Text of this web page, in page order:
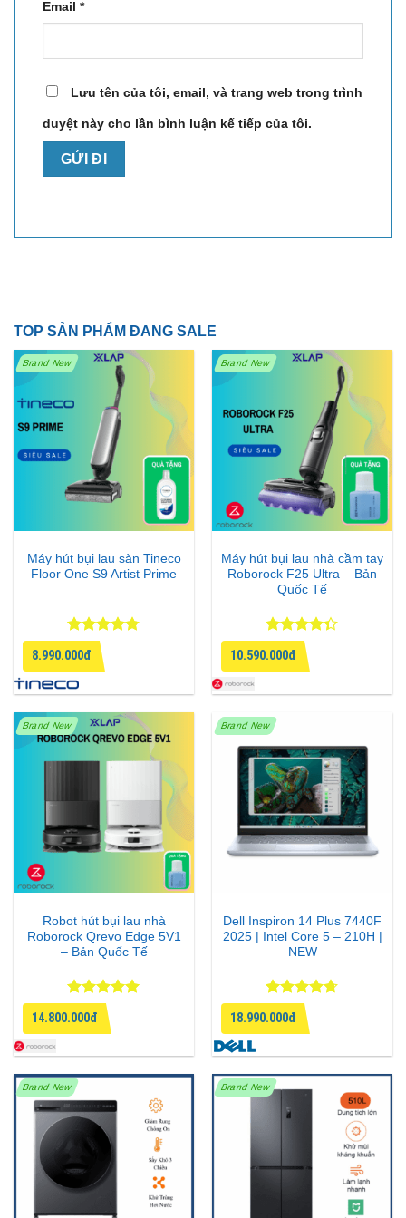
Email *
Lưu tên của tôi, email, và trang web trong trình
duyệt này cho lần bình luận kế tiếp của tôi.
TOP SẢN PHẨM ĐANG SALE
Brand New
Máy hút bụi lau sàn Tineco
Floor One S9 Artist Prime
Được xếp
hạng4.75
5 sao
8.990.000đ
Brand New
Máy hút bụi lau nhà cầm tay
Roborock F25 Ultra – Bản
Quốc Tế
Được xếp
hạng
4.33
5 sao
10.590.000đ
Brand New
Robot hút bụi lau nhà
Roborock Qrevo Edge 5V1
– Bản Quốc Tế
Được xếp
hạng
55
sao
14.800.000đ
Brand New
Dell Inspiron 14 Plus 7440F
2025 | Intel Core 5 – 210H |
NEW
Được xếp
hạng
4.67
5 sao
18.990.000đ
Brand New Brand New